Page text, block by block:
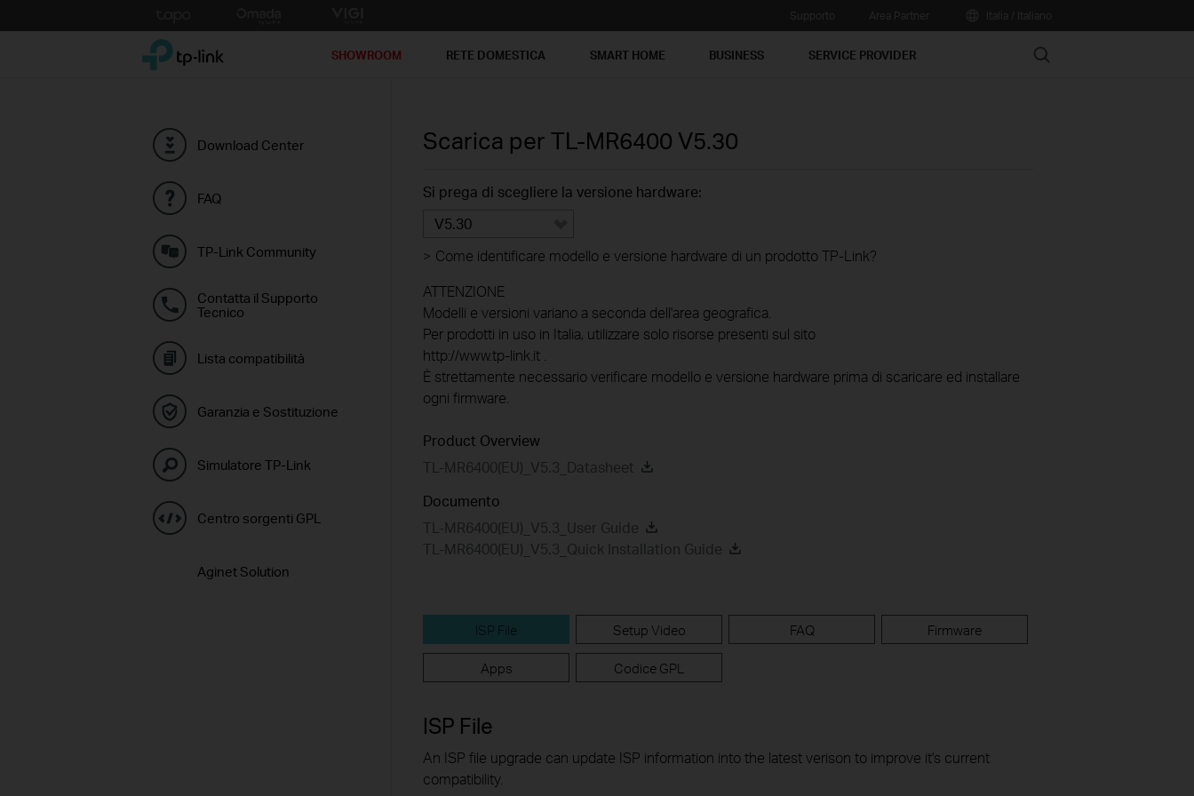
to
TP-Link, Reliably Smart SHOWROOM RETE DOMESTICA SMART HOME BUSINESS SERVICE PROVIDER Search
Download Center
FAQ
TP-Link Community
Contatta il Supporto
Tecnico
Lista compatibilità
Garanzia e Sostituzione
Simulatore TP-Link
Centro sorgenti GPL
Aginet Solution
Scarica per TL-MR6400 V5.30
Si prega di scegliere la versione hardware:
V5.30
> Come identificare modello e versione hardware di un prodotto TP-Link?
ATTENZIONE
Modelli e versioni variano a seconda dell'area geografica.
Per prodotti in uso in Italia, utilizzare solo risorse presenti sul sito
http://www.tp-link.it .
È strettamente necessario verificare modello e versione hardware prima di scaricare ed installare
ogni firmware.
Product Overview
TL-MR6400(EU)_V5.3_Datasheet
Documento
TL-MR6400(EU)_V5.3_User Guide
TL-MR6400(EU)_V5.3_Quick Installation Guide
ISP File Setup Video FAQ Firmware
Apps Codice GPL
ISP File
An ISP file upgrade can update ISP information into the latest verison to improve it's current
compatibility.